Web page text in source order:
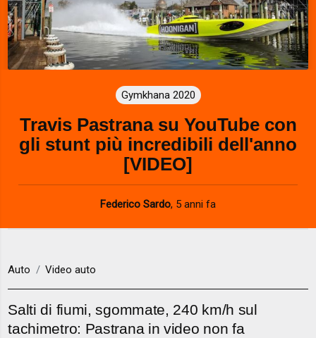
Gymkhana 2020
Travis Pastrana su YouTube con
gli stunt più incredibili dell'anno
[VIDEO]
Federico Sardo, 5 anni fa
Auto Video auto
Salti di fiumi, sgommate, 240 km/h sul
tachimetro: Pastrana in video non fa